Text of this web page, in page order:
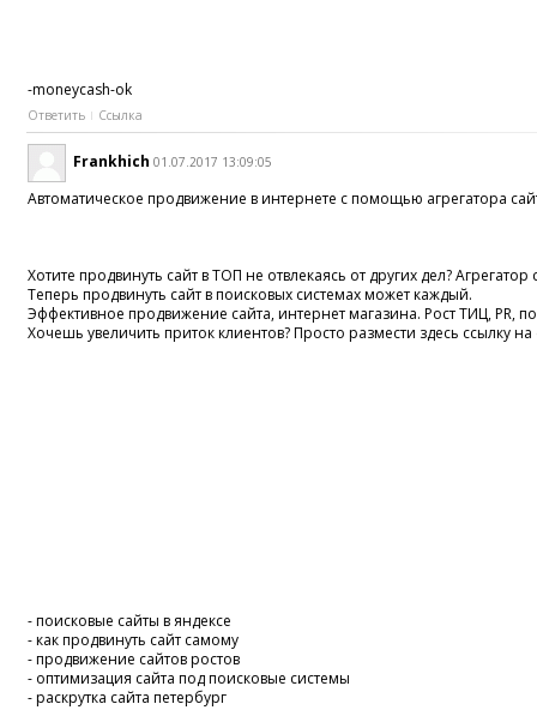
-moneycash-ok
Ответить Ссылка
Frankhich 01.07.2017 13:09:05
Автоматическое продвижение в интернете с помощью агрегатора
Хотите продвинуть сайт в ТОП не отвлекаясь от других дел?
Теперь продвинуть сайт в поисковых системах может каждый.
Эффективное продвижение сайта, интернет магазина. Рост ТИЦ, PR,
Хочешь увеличить приток клиентов? Просто размести здесь ссылку на
- поисковые сайты в яндексе
- как продвинуть сайт самому
- продвижение сайтов ростов
- оптимизация сайта под поисковые системы
- раскрутка сайта петербург